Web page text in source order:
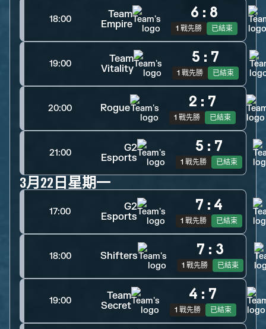
18:00
Team
Empire
6 : 8
1 戰先勝 已結束
19:00
Team
Vitality
5 : 7
1 戰先勝 已結束
20:00 Rogue 2 : 7
1 戰先勝 已結束
21:00
G2
Esports
5 : 7
1 戰先勝 已結束
3月22日星期一
17:00
G2
Esports
7 : 4
1 戰先勝 已結束
18:00 Shifters 7 : 3
1 戰先勝 已結束
19:00
Team
Secret
4 : 7
1 戰先勝 已結束